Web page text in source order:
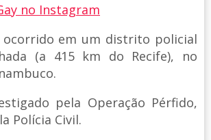
no Instagram
em um distrito policial
(a 415 km do Recife), no
pela Operação Pérfido,
Polícia Civil.